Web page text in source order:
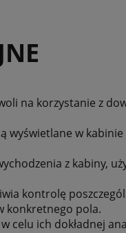
na korzystanie z
wyświetlane w
z kabiny,
kontrolę
konkretnego pola.
celu ich dokładnej